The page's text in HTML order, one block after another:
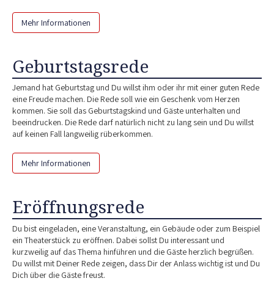
Mehr Informationen
Geburtstagsrede
Jemand hat Geburtstag und Du willst ihm oder ihr mit einer guten Rede
eine Freude machen. Die Rede soll wie ein Geschenk vom Herzen
kommen. Sie soll das Geburtstagskind und Gäste unterhalten und
beeindrucken. Die Rede darf natürlich nicht zu lang sein und Du willst
auf keinen Fall langweilig rüberkommen.
Mehr Informationen
Eröffnungsrede
Du bist eingeladen, eine Veranstaltung, ein Gebäude oder zum Beispiel
ein Theaterstück zu eröffnen. Dabei sollst Du interessant und
kurzweilig auf das Thema hinführen und die Gäste herzlich begrüßen.
Du willst mit Deiner Rede zeigen, dass Dir der Anlass wichtig ist und Du
Dich über die Gäste freust.